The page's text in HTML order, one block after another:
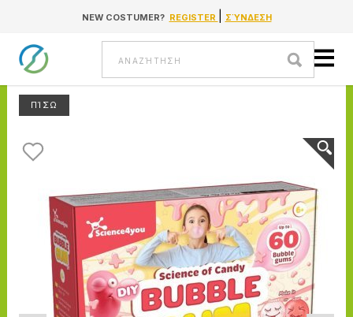
Go to contentNEW COSTUMER? REGISTER ΣΎΝΔΕΣΗ
Αναζήτηση
ΠΊΣΩ